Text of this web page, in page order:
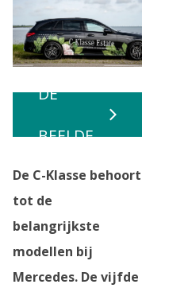
BEKIJK
DE
BEELDE
N
De C-Klasse behoort
tot de
belangrijkste
modellen bij
Mercedes. De vijfde